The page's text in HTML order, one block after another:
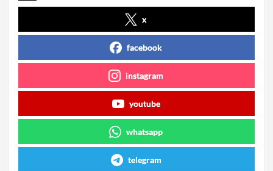
x
facebook
instagram
youtube
whatsapp
telegram